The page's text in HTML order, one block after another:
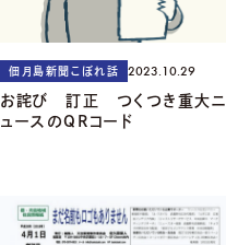
佃月島新聞こぼれ話 2023.10.29
お詫び 訂正 つくつき重大ニ
ュースのQRコード